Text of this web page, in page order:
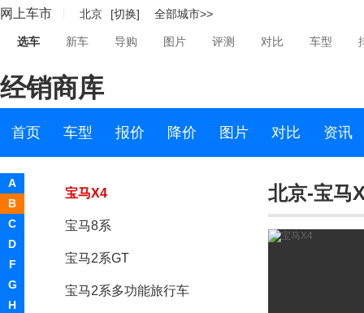
网上车市 北京 [切换] 全部城市>>
选车 新车 导购 图片 评测 对比 车型
经销商库
首页 车型 报价 降价 图片 对比 资讯
A
B
C
D
F
G
H
宝马Z2
宝马2系
宝马4系
宝马X4
宝马8系
宝马2系GT
宝马2系多功能旅行车
北京-宝马